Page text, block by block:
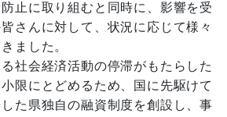
止に取り組むと同時に、影響を受
さんに対して、状況に応じて様々
ました。
社会経済活動の停滞がもたらした
限にとどめるため、国に先駆けて
た県独自の融資制度を創設し、事